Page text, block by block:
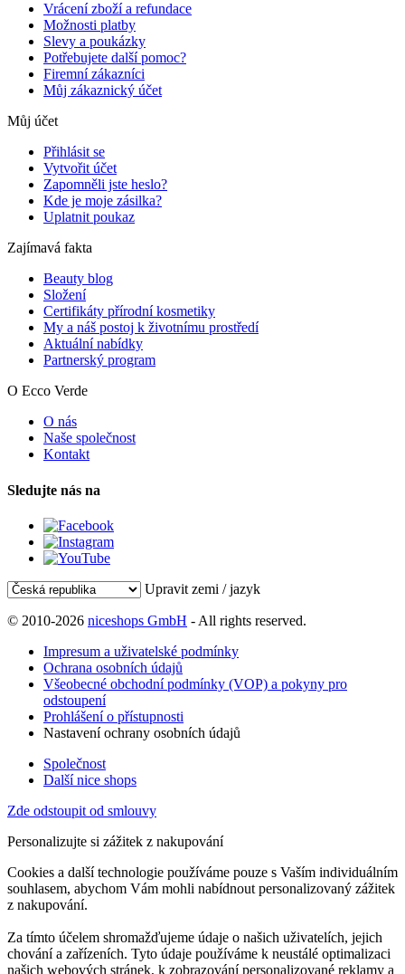
Vrácení zboží a refundace
Možnosti platby
Slevy a poukázky
Potřebujete další pomoc?
Firemní zákazníci
Můj zákaznický účet
Můj účet
Přihlásit se
Vytvořit účet
Zapomněli jste heslo?
Kde je moje zásilka?
Uplatnit poukaz
Zajímavá fakta
Beauty blog
Složení
Certifikáty přírodní kosmetiky
My a náš postoj k životnímu prostředí
Aktuální nabídky
Partnerský program
O Ecco Verde
O nás
Naše společnost
Kontakt
Sledujte nás na
Upravit zemi / jazyk
© 2010-2026 niceshops GmbH - All rights reserved.
Impresum a uživatelské podmínky
Ochrana osobních údajů
Všeobecné obchodní podmínky (VOP) a pokyny pro
odstoupení
Prohlášení o přístupnosti
Nastavení ochrany osobních údajů
Společnost
Další nice shops
Zde odstoupit od smlouvy
Personalizujte si zážitek z nakupování
Cookies a další technologie používáme pouze s Vaším individuálním
souhlasem, abychom Vám mohli nabídnout personalizovaný zážitek
z nakupování.
Za tímto účelem shromažďujeme údaje o našich uživatelích, jejich
chování a zařízeních. Tyto údaje používáme k neustálé optimalizaci
našich webových stránek, k zobrazování personalizované reklamy a